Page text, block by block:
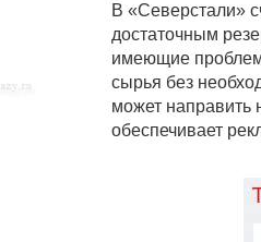
В «Северстали»
достаточным
имеющие
сырья без
может направить
обеспечивает